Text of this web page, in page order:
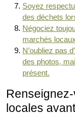
Soyez
des déchets
Négociez
marchés
N’oubliez pas
des photos,
présent.
locales